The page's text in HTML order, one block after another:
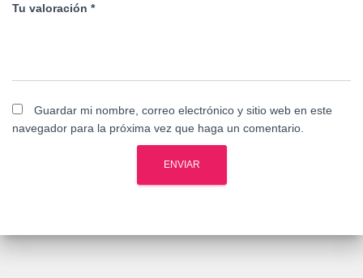
Tu valoración *
Guardar mi nombre, correo electrónico y sitio web en este
navegador para la próxima vez que haga un comentario.